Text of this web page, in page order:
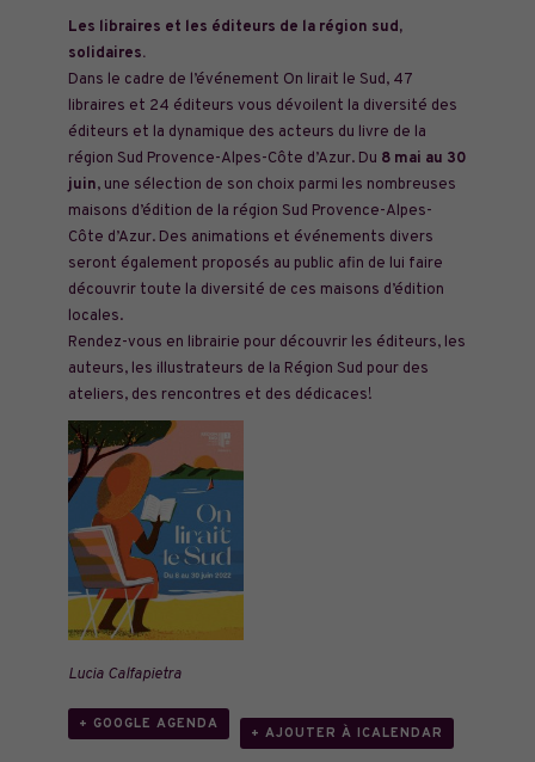
Les libraires et les éditeurs de la région sud,
solidaires.
Dans le cadre de l’événement On lirait le Sud, 47
libraires et 24 éditeurs vous dévoilent la diversité des
éditeurs et la dynamique des acteurs du livre de la
région Sud Provence-Alpes-Côte d’Azur. Du 8 mai au 30
juin, une sélection de son choix parmi les nombreuses
maisons d’édition de la région Sud Provence-Alpes-
Côte d’Azur. Des animations et événements divers
seront également proposés au public afin de lui faire
découvrir toute la diversité de ces maisons d’édition
locales.
Rendez-vous en librairie pour découvrir les éditeurs, les
auteurs, les illustrateurs de la Région Sud pour des
ateliers, des rencontres et des dédicaces!
Lucia Calfapietra
+ GOOGLE AGENDA
+ AJOUTER À ICALENDAR